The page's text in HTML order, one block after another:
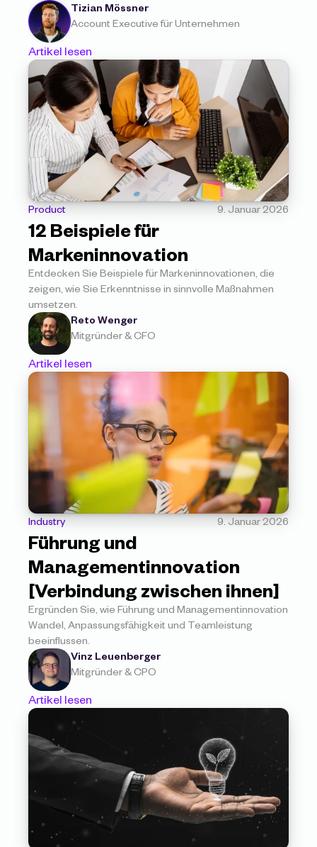
Tizian Mössner
Account Executive für Unternehmen
Artikel lesen
Product 9. Januar 2026
12 Beispiele für
Markeninnovation
Entdecken Sie Beispiele für Markeninnovationen, die
zeigen, wie Sie Erkenntnisse in sinnvolle Maßnahmen
umsetzen.
Reto Wenger
Mitgründer & CFO
Artikel lesen
Industry 9. Januar 2026
Führung und
Managementinnovation
[Verbindung zwischen ihnen]
Ergründen Sie, wie Führung und Managementinnovation
Wandel, Anpassungsfähigkeit und Teamleistung
beeinflussen.
Vinz Leuenberger
Mitgründer & CPO
Artikel lesen